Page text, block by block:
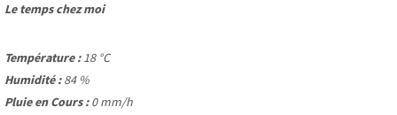
Le temps chez moi
Température :18 °C
Humidité :84 %
Pluie en Cours :0 mm/h